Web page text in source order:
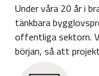
Under våra 20 år i
tänkbara
offentliga sektorn.
början, så att